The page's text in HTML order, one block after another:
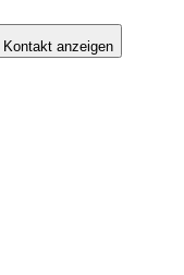
anzeigen